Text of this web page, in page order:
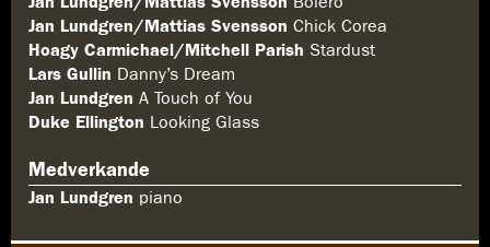
Jan Lundgren/Mattias Svensson Chick Corea
Hoagy Carmichael/Mitchell Parish Stardust
Lars Gullin Danny’s Dream
Jan Lundgren A Touch of You
Duke Ellington Looking Glass
Medverkande
Jan Lundgren piano